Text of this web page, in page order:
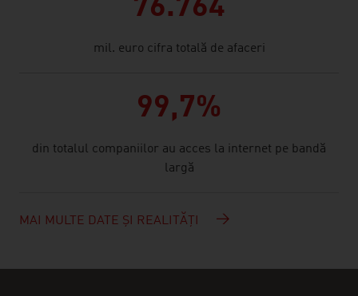
76.764
mil. euro cifra totală de afaceri
99,7%
din totalul companiilor au acces la internet pe bandă
largă
MAI MULTE DATE ȘI REALITĂȚI